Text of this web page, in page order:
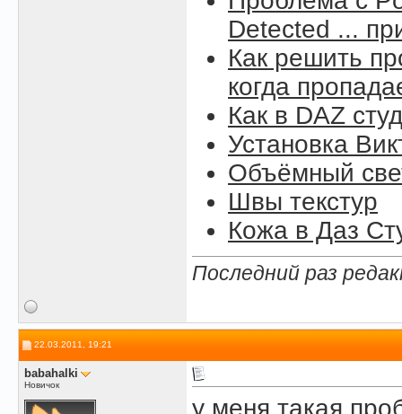
Detected ...
Как решить
когда
Как в DAZ
Установка
Объёмный
Швы текстур
Кожа в Даз
Последний раз
22.03.2011, 19:21
babahalki
Новичок
у меня такая